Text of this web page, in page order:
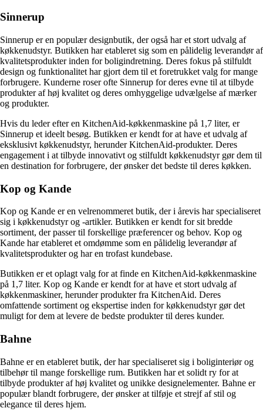
Sinnerup
Sinnerup er en populær designbutik, der også har et stort udvalg af
køkkenudstyr. Butikken har etableret sig som en pålidelig leverandør af
kvalitetsprodukter inden for boligindretning. Deres fokus på stilfuldt
design og funktionalitet har gjort dem til et foretrukket valg for mange
forbrugere. Kunderne roser ofte Sinnerup for deres evne til at tilbyde
produkter af høj kvalitet og deres omhyggelige udvælgelse af mærker
og produkter.
Hvis du leder efter en KitchenAid-køkkenmaskine på 1,7 liter, er
Sinnerup et ideelt besøg. Butikken er kendt for at have et udvalg af
eksklusivt køkkenudstyr, herunder KitchenAid-produkter. Deres
engagement i at tilbyde innovativt og stilfuldt køkkenudstyr gør dem til
en destination for forbrugere, der ønsker det bedste til deres køkken.
Kop og Kande
Kop og Kande er en velrenommeret butik, der i årevis har specialiseret
sig i køkkenudstyr og -artikler. Butikken er kendt for sit bredde
sortiment, der passer til forskellige præferencer og behov. Kop og
Kande har etableret et omdømme som en pålidelig leverandør af
kvalitetsprodukter og har en trofast kundebase.
Butikken er et oplagt valg for at finde en KitchenAid-køkkenmaskine
på 1,7 liter. Kop og Kande er kendt for at have et stort udvalg af
køkkenmaskiner, herunder produkter fra KitchenAid. Deres
omfattende sortiment og ekspertise inden for køkkenudstyr gør det
muligt for dem at levere de bedste produkter til deres kunder.
Bahne
Bahne er en etableret butik, der har specialiseret sig i boliginteriør og
tilbehør til mange forskellige rum. Butikken har et solidt ry for at
tilbyde produkter af høj kvalitet og unikke designelementer. Bahne er
populær blandt forbrugere, der ønsker at tilføje et strejf af stil og
elegance til deres hjem.